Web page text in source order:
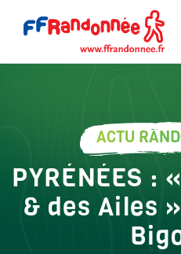
ACTU
PYRÉNÉES :
& des Ailes